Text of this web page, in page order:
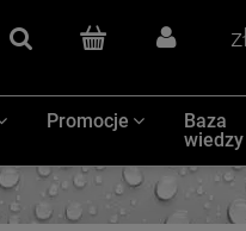
Promocje
Baza
wiedzy